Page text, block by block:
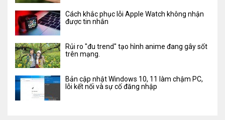
Cách khắc phục lỗi Apple Watch không nhận
được tin nhắn
Rủi ro "đu trend" tạo hình anime đang gây sốt
trên mạng.
Bản cập nhật Windows 10, 11 làm chậm PC,
lỗi kết nối và sự cố đăng nhập